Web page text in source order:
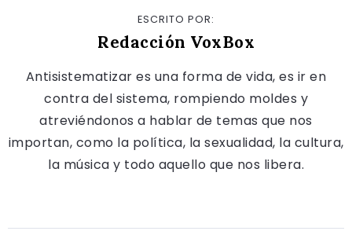
ESCRITO POR:
Redacción VoxBox
Antisistematizar es una forma de vida, es ir en
contra del sistema, rompiendo moldes y
atreviéndonos a hablar de temas que nos
importan, como la política, la sexualidad, la cultura,
la música y todo aquello que nos libera.